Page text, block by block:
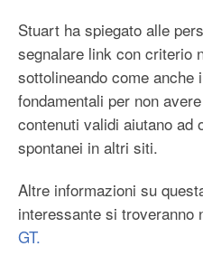
Stuart ha spiegato alle
segnalare link con criterio
sottolineando come anche
fondamentali per non
contenuti validi aiutano ad
spontanei in altri siti.
Altre informazioni su
interessante si troveranno
GT.